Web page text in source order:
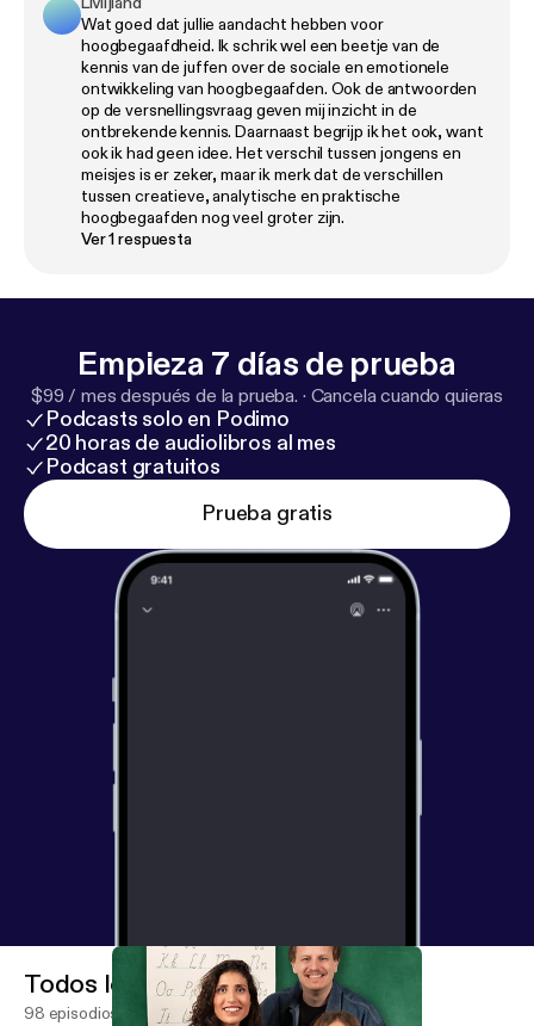
We bespreken herkenbare situaties uit de
onderwijspraktijk, ontkrachten een aantal
misverstanden en staan stil bij de vraag hoe je deze
leerlingen de uitdaging kunt bieden die ze nodig
hebben. Wist je dat ongeveer 2,5% van de kinderen
als hoogbegaafd wordt beschouwd? Luister ook
deze aflevering weer of jouw vraag, dilemma of
verhaal besproken wordt!✍️ Stuur jouw
luisteraarsvraag, verhaal of dilemma in op onze
Whatsapp-spraakbericht of anoniem tekstbericht
Elke woensdag om 06:00 delen we onze ervaringen
in het onderwijs, beantwoorden we vragen en
dilemma's en bespreken we wat er nou echt gebeurt
Na de bel. 🔔🔔 Geproduceerd door: HOTSEFLOTS
Redactie: Marc van Veggel, Aiko Letschert, Amrana
Zaitouni & Jiska van Duijn Fotografie: Joey Streppel
Wat goed dat jullie aandacht hebben voor
hoogbegaafdheid. Ik schrik wel een beetje van de
kennis van de juffen over de sociale en emotionele
ontwikkeling van hoogbegaafden. Ook de antwoorden
op de versnellingsvraag geven mij inzicht in de
ontbrekende kennis. Daarnaast begrijp ik het ook, want
ook ik had geen idee. Het verschil tussen jongens en
meisjes is er zeker, maar ik merk dat de verschillen
tussen creatieve, analytische en praktische
hoogbegaafden nog veel groter zijn.
Ver 1 respuesta
Empieza 7 días de prueba
$99 / mes después de la prueba. · Cancela cuando quieras
Podcasts solo en Podimo
20 horas de audiolibros al mes
Podcast gratuitos
Prueba gratis
Todos los episodios
98 episodios